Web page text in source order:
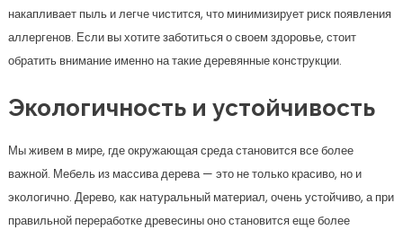
накапливает пыль и легче чистится, что минимизирует риск появления
аллергенов. Если вы хотите заботиться о своем здоровье, стоит
обратить внимание именно на такие деревянные конструкции.
Экологичность и устойчивость
Мы живем в мире, где окружающая среда становится все более
важной. Мебель из массива дерева — это не только красиво, но и
экологично. Дерево, как натуральный материал, очень устойчиво, а при
правильной переработке древесины оно становится еще более